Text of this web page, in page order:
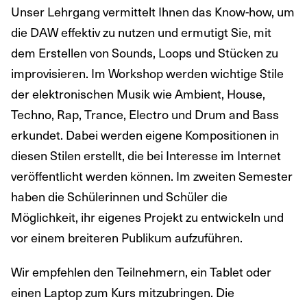
Unser Lehrgang vermittelt Ihnen das Know-how, um
die DAW effektiv zu nutzen und ermutigt Sie, mit
dem Erstellen von Sounds, Loops und Stücken zu
improvisieren. Im Workshop werden wichtige Stile
der elektronischen Musik wie Ambient, House,
Techno, Rap, Trance, Electro und Drum and Bass
erkundet. Dabei werden eigene Kompositionen in
diesen Stilen erstellt, die bei Interesse im Internet
veröffentlicht werden können. Im zweiten Semester
haben die Schülerinnen und Schüler die
Möglichkeit, ihr eigenes Projekt zu entwickeln und
vor einem breiteren Publikum aufzuführen.
Wir empfehlen den Teilnehmern, ein Tablet oder
einen Laptop zum Kurs mitzubringen. Die